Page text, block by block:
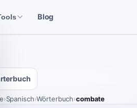
Blog
›Spanisch›Wörterbuch›combate